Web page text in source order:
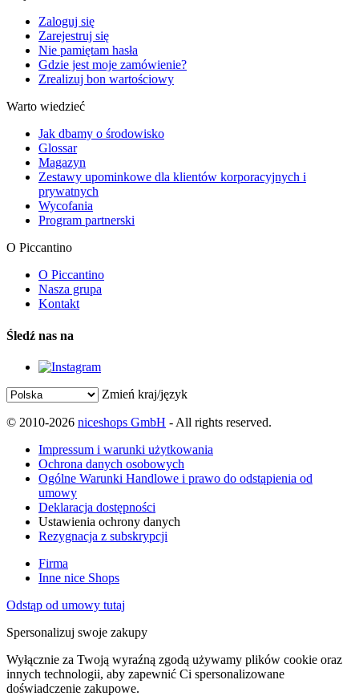
Zaloguj się
Zarejestruj się
Nie pamiętam hasła
Gdzie jest moje zamówienie?
Zrealizuj bon wartościowy
Warto wiedzieć
Jak dbamy o środowisko
Glossar
Magazyn
Zestawy upominkowe dla klientów korporacyjnych i
prywatnych
Wycofania
Program partnerski
O Piccantino
O Piccantino
Nasza grupa
Kontakt
Śledź nas na
Zmień kraj/język
© 2010-2026 niceshops GmbH - All rights reserved.
Impressum i warunki użytkowania
Ochrona danych osobowych
Ogólne Warunki Handlowe i prawo do odstąpienia od
umowy
Deklaracja dostępności
Ustawienia ochrony danych
Rezygnacja z subskrypcji
Firma
Inne nice Shops
Odstąp od umowy tutaj
Spersonalizuj swoje zakupy
Wyłącznie za Twoją wyraźną zgodą używamy plików cookie oraz
innych technologii, aby zapewnić Ci spersonalizowane
doświadczenie zakupowe.